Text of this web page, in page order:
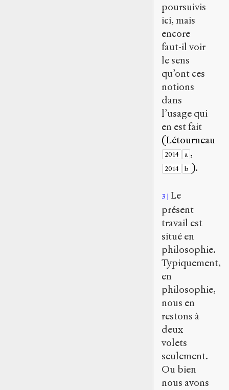
poursuivis
ici, mais
encore
faut-il voir
le sens
qu’ont ces
notions
dans
l’usage qui
en est fait
(Létourneau
2014 a ,
2014 b ).
3
Le
présent
travail est
situé en
philosophie.
Typiquement,
en
philosophie,
nous en
restons à
deux
volets
seulement.
Ou bien
nous avons